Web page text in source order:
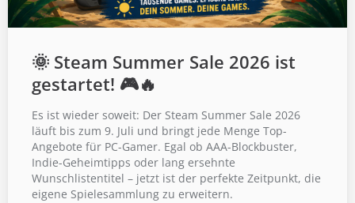
🌞 Steam Summer Sale 2026 ist
gestartet! 🎮🔥
Es ist wieder soweit: Der Steam Summer Sale 2026
läuft bis zum 9. Juli und bringt jede Menge Top-
Angebote für PC-Gamer. Egal ob AAA-Blockbuster,
Indie-Geheimtipps oder lang ersehnte
Wunschlistentitel – jetzt ist der perfekte Zeitpunkt, die
eigene Spielesammlung zu erweitern.